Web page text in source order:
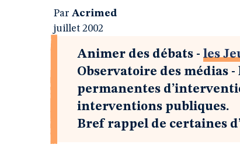
Par Acrimed
juillet 2002
Animer des débats - les
Observatoire des médias
permanentes
interventions publiques.
Bref rappel de certaines